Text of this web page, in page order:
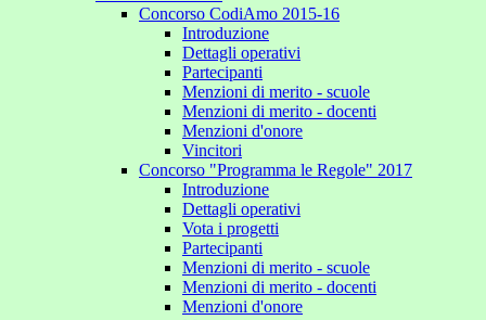
Concorso CodiAmo 2015-16
Introduzione
Dettagli operativi
Partecipanti
Menzioni di merito - scuole
Menzioni di merito - docenti
Menzioni d'onore
Vincitori
Concorso "Programma le Regole" 2017
Introduzione
Dettagli operativi
Vota i progetti
Partecipanti
Menzioni di merito - scuole
Menzioni di merito - docenti
Menzioni d'onore